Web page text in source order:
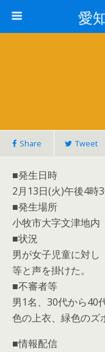
愛
Share Tweet
■発生日時
2月13日(火)午後4時
■発生場所
小牧市大字文津地内
■状況
男が女子児童に対し
等と声を掛けた。
■不審者等
男1名、30代から40
色の上衣、緑色のズ
■情報配信